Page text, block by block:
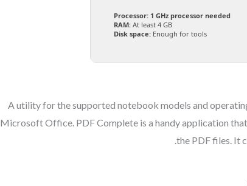
Processor: 1 GHz processor needed
RAM: At least 4 GB
Disk space: Enough for tools
A utility for the supported notebook models and
Microsoft Office. PDF Complete is a handy application
the PDF files. It